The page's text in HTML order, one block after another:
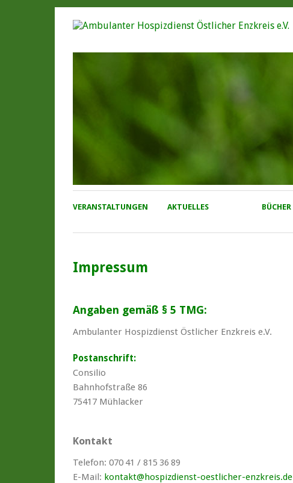
VERANSTALTUNGEN AKTUELLES BÜCHER
Impressum
Angaben gemäß § 5 TMG:
Ambulanter Hospizdienst Östlicher Enzkreis e.V.
Postanschrift:
Consilio
Bahnhofstraße 86
75417 Mühlacker
Kontakt
Telefon: 070 41 / 815 36 89
E-Mail: kontakt@hospizdienst-oestlicher-enzkreis.de